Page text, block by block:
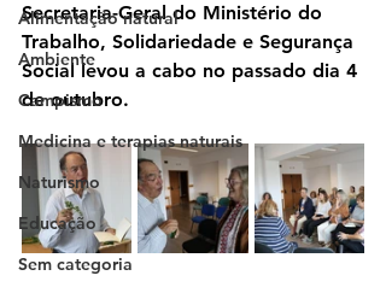
Alimentação natural
Ambiente
Campismo
Medicina e terapias naturais
Naturismo
Educação
Sem categoria
Secretaria-Geral do Ministério do
Trabalho, Solidariedade e Segurança
Social levou a cabo no passado dia 4
de outubro.